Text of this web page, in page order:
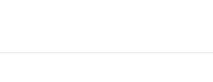
zum Aufbördeln geeignet